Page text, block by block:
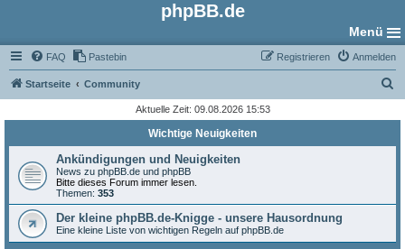
phpBB.de
Menü
FAQ Pastebin Anmelden
Registrieren
Startseite Community
h
Aktuelle Zeit: 09.08.2026 15:53
Wichtige Neuigkeiten
Ankündigungen und Neuigkeiten
News zu phpBB.de und phpBB
Bitte dieses Forum immer lesen.
Themen: 353
Der kleine phpBB.de-Knigge - unsere Hausordnung
Eine kleine Liste von wichtigen Regeln auf phpBB.de